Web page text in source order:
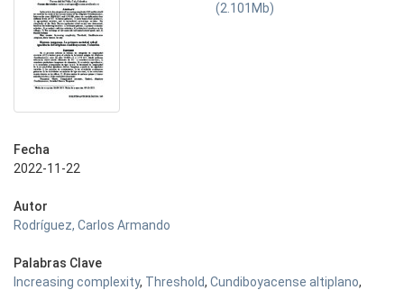
(2.101Mb)
Fecha
2022-11-22
Autor
Rodríguez, Carlos Armando
Palabras Clave
Increasing complexity, Threshold, Cundiboyacense altiplano,